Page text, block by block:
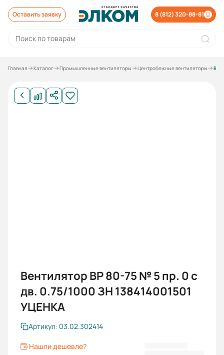
Оставить заявку 8 (812) 320-88-81
Главная Каталог Промышленные вентиляторы Центробежные вентиляторы
Вентилятор ВР 80-75 № 5 пр. 0 с
дв. 0.75/1000 ЗН 138414001501
УЦЕНКА
Артикул: 03.02.302414
Нашли дешевле?